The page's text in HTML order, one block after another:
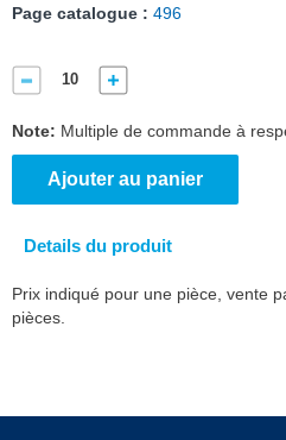
Page catalogue : 496
Note: Multiple de commande à
Ajouter au panier
Details du produit
Prix indiqué pour une pièce, vente
pièces.